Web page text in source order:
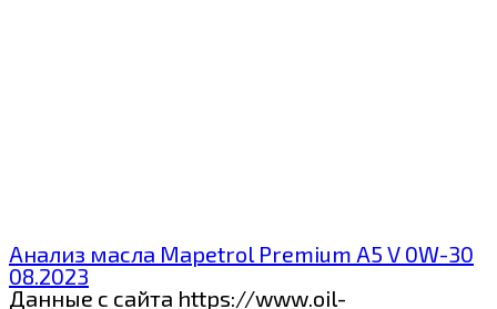
Анализ масла Mapetrol Premium A5 V 0W-30
08.2023
Данные с сайта https://www.oil-